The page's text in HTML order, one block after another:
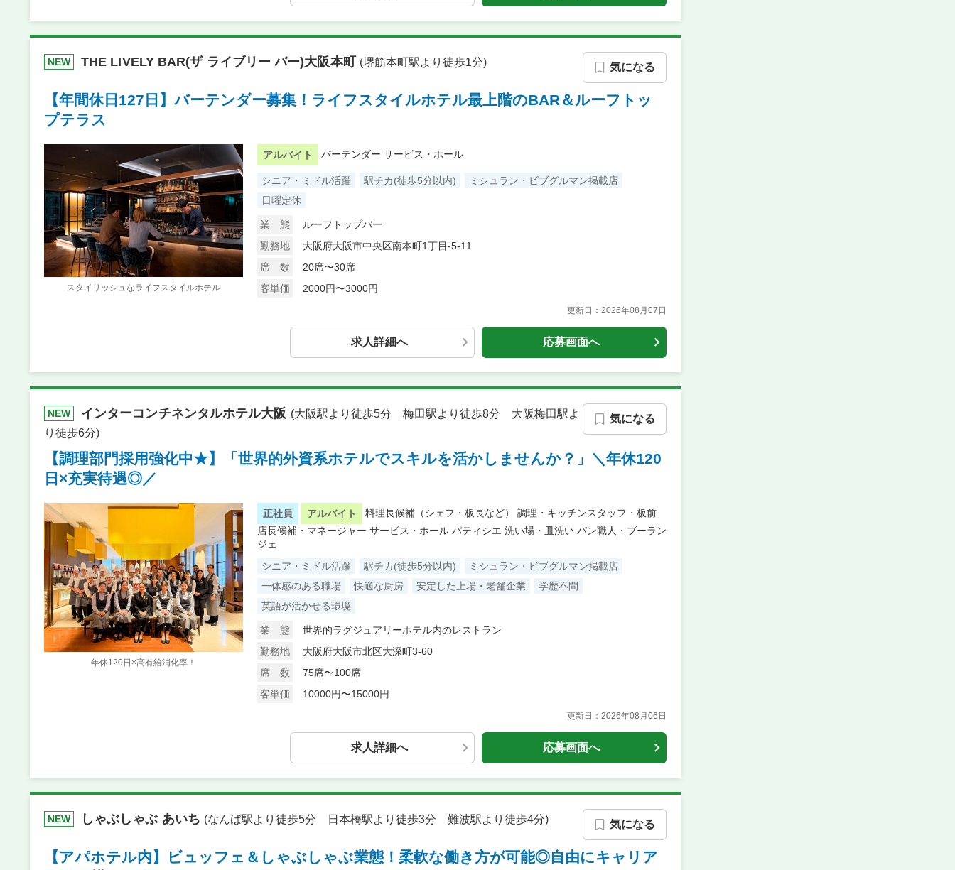
NEW THE LIVELY BAR(ザ ライブリー バー)大阪本町 (堺筋本町駅より徒歩1分) 気になる
【年間休日127日】バーテンダー募集！ライフスタイルホテル最上階のBAR＆ルーフトッ
プテラス
スタイリッシュなライフスタイルホテル
アルバイト バーテンダー サービス・ホール
シニア・ミドル活躍 駅チカ(徒歩5分以内)
ミシュラン・ビブグルマン掲載店
日曜定休
業 態
ルーフトップバー
勤務地
大阪府大阪市中央区南本町1丁目‐5-11
席 数
20席〜30席
客単価
2000円〜3000円
更新日：2026年08月07日
求人詳細へ 応募画面へ
NEW インターコンチネンタルホテル大阪 (大阪駅より徒歩5分 梅田駅より徒歩8分 大阪梅田駅よ
り徒歩6分)
気になる
【調理部門採用強化中★】「世界的外資系ホテルでスキルを活かしませんか？」＼年休120
日×充実待遇◎／
年休120日×高有給消化率！
正社員 アルバイト 料理長候補（シェフ・板長など）
調理・キッチンスタッフ・板前
店長候補・マネージャー サービス・ホール パティシエ 洗い場・皿洗い パン職人・ブーラン
ジェ
シニア・ミドル活躍
駅チカ(徒歩5分以内)
ミシュラン・ビブグルマン掲載店
一体感のある職場
快適な厨房 安定した上場・老舗企業
学歴不問
英語が活かせる環境
業 態
世界的ラグジュアリーホテル内のレストラン
勤務地
大阪府大阪市北区大深町3-60
席 数
75席〜100席
客単価
10000円〜15000円
更新日：2026年08月06日
求人詳細へ 応募画面へ
NEW しゃぶしゃぶ あいち (なんば駅より徒歩5分 日本橋駅より徒歩3分 難波駅より徒歩4分) 気になる
【アパホテル内】ビュッフェ＆しゃぶしゃぶ業態！柔軟な働き方が可能◎自由にキャリア